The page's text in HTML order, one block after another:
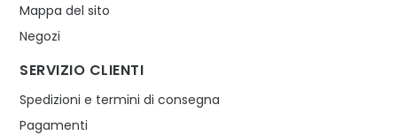
Mappa del sito
Negozi
SERVIZIO CLIENTI
Spedizioni e termini di consegna
Pagamenti